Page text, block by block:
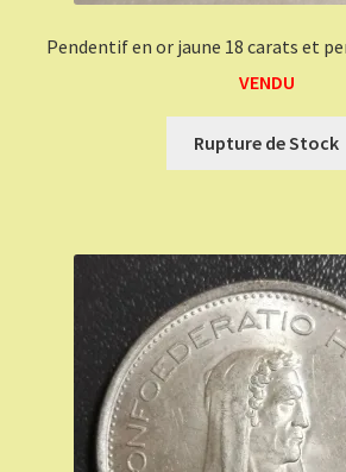
Pendentif en or jaune 18 carats et
VENDU
Rupture de Stock